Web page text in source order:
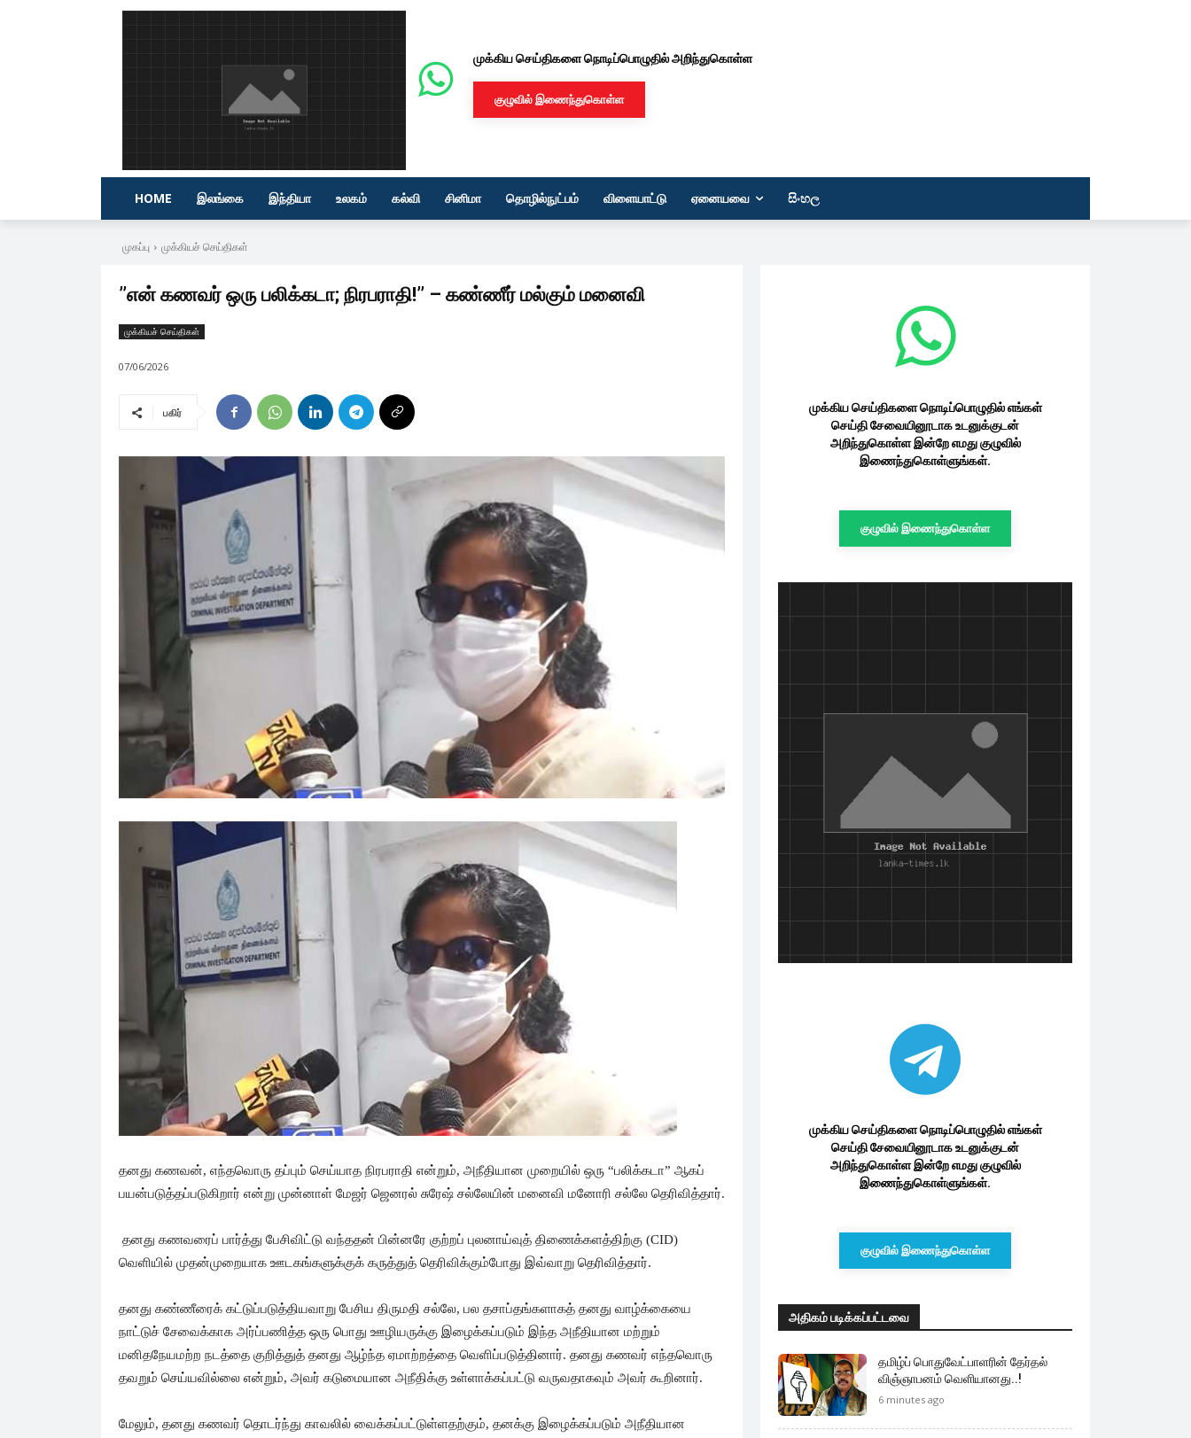
முக்கிய செய்திகளை நொடிப்பொழுதில் அறிந்துகொள்ள
குழுவில் இணைந்துகொள்ள
HOME இலங்கை இந்தியா உலகம் கல்வி சினிமா தொழில்நுட்பம் விளையாட்டு ஏனையவை සිංහල
முகப்பு முக்கியச் செய்திகள்
’’என் கணவர் ஒரு பலிக்கடா; நிரபராதி!’’ – கண்ணீர் மல்கும் மனைவி
முக்கியச் செய்திகள்
07/06/2026
பகிர்
தனது கணவன், எந்தவொரு தப்பும் செய்யாத நிரபராதி என்றும், அநீதியான முறையில் ஒரு “பலிக்கடா” ஆகப்
பயன்படுத்தப்படுகிறார் என்று முன்னாள் மேஜர் ஜெனரல் சுரேஷ் சல்லேயின் மனைவி மனோரி சல்லே தெரிவித்தார்.
தனது கணவரைப் பார்த்து பேசிவிட்டு வந்ததன் பின்னரே குற்றப் புலனாய்வுத் திணைக்களத்திற்கு (CID)
வெளியில் முதன்முறையாக ஊடகங்களுக்குக் கருத்துத் தெரிவிக்கும்போது இவ்வாறு தெரிவித்தார்.
தனது கண்ணீரைக் கட்டுப்படுத்தியவாறு பேசிய திருமதி சல்லே, பல தசாப்தங்களாகத் தனது வாழ்க்கையை
நாட்டுச் சேவைக்காக அர்ப்பணித்த ஒரு பொது ஊழியருக்கு இழைக்கப்படும் இந்த அநீதியான மற்றும்
மனிதநேயமற்ற நடத்தை குறித்துத் தனது ஆழ்ந்த ஏமாற்றத்தை வெளிப்படுத்தினார். தனது கணவர் எந்தவொரு
தவறும் செய்யவில்லை என்றும், அவர் கடுமையான அநீதிக்கு உள்ளாக்கப்பட்டு வருவதாகவும் அவர் கூறினார்.
மேலும், தனது கணவர் தொடர்ந்து காவலில் வைக்கப்பட்டுள்ளதற்கும், தனக்கு இழைக்கப்படும் அநீதியான
முக்கிய செய்திகளை நொடிப்பொழுதில் எங்கள்
செய்தி சேவையினூடாக உடனுக்குடன்
அறிந்துகொள்ள இன்றே எமது குழுவில்
இணைந்துகொள்ளுங்கள்.
குழுவில் இணைந்துகொள்ள
முக்கிய செய்திகளை நொடிப்பொழுதில் எங்கள்
செய்தி சேவையினூடாக உடனுக்குடன்
அறிந்துகொள்ள இன்றே எமது குழுவில்
இணைந்துகொள்ளுங்கள்.
குழுவில் இணைந்துகொள்ள
அதிகம் படிக்கப்பட்டவை
தமிழ்ப் பொதுவேட்பாளரின் தேர்தல்
விஞ்ஞாபனம் வெளியானது..!
6 minutes ago